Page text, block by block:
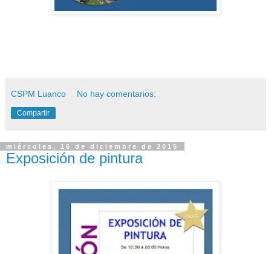
CSPM Luanco No hay comentarios:
Compartir
miércoles, 16 de diciembre de 2015
Exposición de pintura